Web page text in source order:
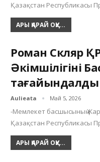
Қазақстан Республикасы
АРЫ ҚАРАЙ ОҚУ...
Роман Скляр
Әкімшілігінің
тағайындалды
Aulieata Май 5, 2026
-Мемлекет басшысының
Қазақстан Республикасы
АРЫ ҚАРАЙ ОҚУ...